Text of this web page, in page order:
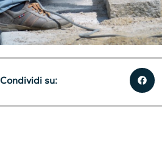
Condividi su: